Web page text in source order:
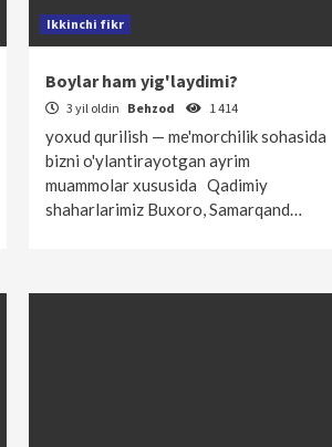
Ikkinchi fikr
Boylar ham yig'laydimi?
3 yil oldin Behzod 1 414
yoxud qurilish — me'morchilik sohasida
bizni o'ylantirayotgan ayrim
muammolar xususida Qadimiy
shaharlarimiz Buxoro, Samarqand…